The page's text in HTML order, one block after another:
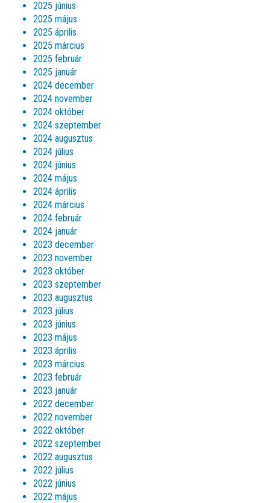
2025 június
2025 május
2025 április
2025 március
2025 február
2025 január
2024 december
2024 november
2024 október
2024 szeptember
2024 augusztus
2024 július
2024 június
2024 május
2024 április
2024 március
2024 február
2024 január
2023 december
2023 november
2023 október
2023 szeptember
2023 augusztus
2023 július
2023 június
2023 május
2023 április
2023 március
2023 február
2023 január
2022 december
2022 november
2022 október
2022 szeptember
2022 augusztus
2022 július
2022 június
2022 május